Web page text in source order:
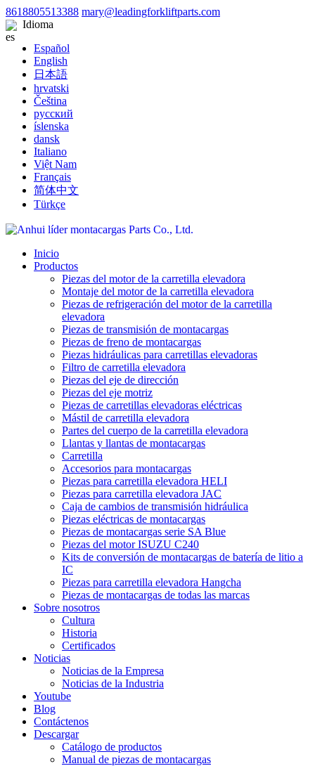
8618805513388 mary@leadingforkliftparts.com
Idioma
Español
English
日本語
hrvatski
Čeština
русский
íslenska
dansk
Italiano
Việt Nam
Français
简体中文
Türkçe
Inicio
Productos
Piezas del motor de la carretilla elevadora
Montaje del motor de la carretilla elevadora
Piezas de refrigeración del motor de la carretilla
elevadora
Piezas de transmisión de montacargas
Piezas de freno de montacargas
Piezas hidráulicas para carretillas elevadoras
Filtro de carretilla elevadora
Piezas del eje de dirección
Piezas del eje motriz
Piezas de carretillas elevadoras eléctricas
Mástil de carretilla elevadora
Partes del cuerpo de la carretilla elevadora
Llantas y llantas de montacargas
Carretilla
Accesorios para montacargas
Piezas para carretilla elevadora HELI
Piezas para carretilla elevadora JAC
Caja de cambios de transmisión hidráulica
Piezas eléctricas de montacargas
Piezas de montacargas serie SA Blue
Piezas del motor ISUZU C240
Kits de conversión de montacargas de batería de litio a
IC
Piezas para carretilla elevadora Hangcha
Piezas de montacargas de todas las marcas
Sobre nosotros
Cultura
Historia
Certificados
Noticias
Noticias de la Empresa
Noticias de la Industria
Youtube
Blog
Contáctenos
Descargar
Catálogo de productos
Manual de piezas de montacargas